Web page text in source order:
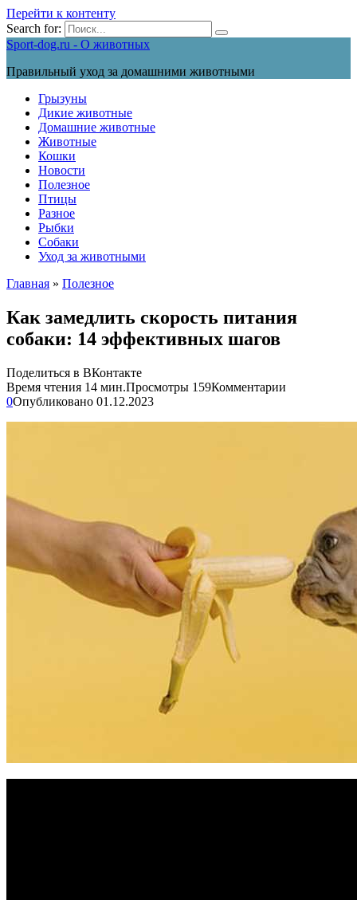
Перейти к контенту
Search for:
Sport-dog.ru - О животных
Правильный уход за домашними животными
Грызуны
Дикие животные
Домашние животные
Животные
Кошки
Новости
Полезное
Птицы
Разное
Рыбки
Собаки
Уход за животными
Главная » Полезное
Как замедлить скорость питания
собаки: 14 эффективных шагов
Поделиться в ВКонтакте
Время чтения 14 мин.Просмотры 159Комментарии
0Опубликовано 01.12.2023